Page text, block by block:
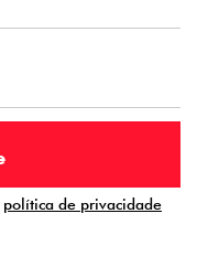
política de privacidade